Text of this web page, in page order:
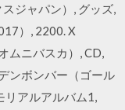
ジャパン）, グッズ,
）, 2200. X
ムニバスカ）, CD,
ンボンバー（ゴール
アルアルバム1,